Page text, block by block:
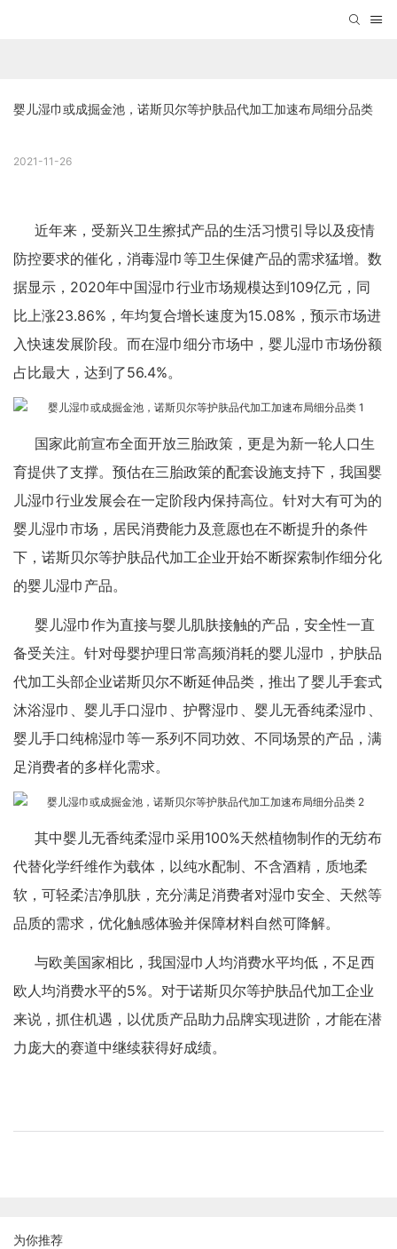
婴儿湿巾或成掘金池，诺斯贝尔等护肤品代加工加速布局细分品类
2021-11-26
近年来，受新兴卫生擦拭产品的生活习惯引导以及疫情
防控要求的催化，消毒湿巾等卫生保健产品的需求猛增。数
据显示，2020年中国湿巾行业市场规模达到109亿元，同
比上涨23.86%，年均复合增长速度为15.08%，预示市场进
入快速发展阶段。而在湿巾细分市场中， 婴儿湿巾市场份额
占比最大，达到了56.4%。
国家此前宣布全面开放三胎政策，更是为新一轮人口生
育提供了支撑。预估在三胎政策的配套设施支持下，我国婴
儿湿巾行业发展会在一定阶段内保持高位。针对大有可为的
婴儿湿巾市场，居民消费能力及意愿也在不断提升的条件
下，诺斯贝尔等护肤品代加工企业开始不断探索制作细分化
的婴儿湿巾产品。
婴儿湿巾作为直接与婴儿肌肤接触的产品，安全性一直
备受关注。针对母婴护理日常高频消耗的婴儿湿巾，护肤品
代加工头部企业诺斯贝尔不断延伸品类，推出了婴儿手套式
沐浴湿巾、婴儿手口湿巾、护臀湿巾、婴儿无香纯柔湿巾、
婴儿手口纯棉湿巾等一系列不同功效、不同场景的产品，满
足消费者的多样化需求。
其中婴儿无香纯柔湿巾采用100%天然植物制作的无纺布
代替化学纤维作为载体，以纯水配制、不含酒精，质地柔
软，可轻柔洁净肌肤，充分满足消费者对湿巾安全、天然等
品质的需求，优化触感体验并保障材料自然可降解。
与欧美国家相比，我国湿巾人均消费水平均低，不足西
欧人均消费水平的5%。对于诺斯贝尔等护肤品代加工企业
来说，抓住机遇，以优质产品助力品牌实现进阶，才能在潜
力庞大的赛道中继续获得好成绩。
为你推荐